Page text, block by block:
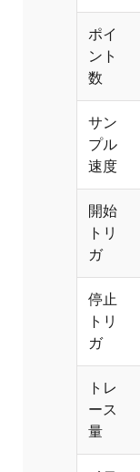
ポイ
ント
数
サン
プル
速度
開始
トリ
ガ
停止
トリ
ガ
トレ
ース
量